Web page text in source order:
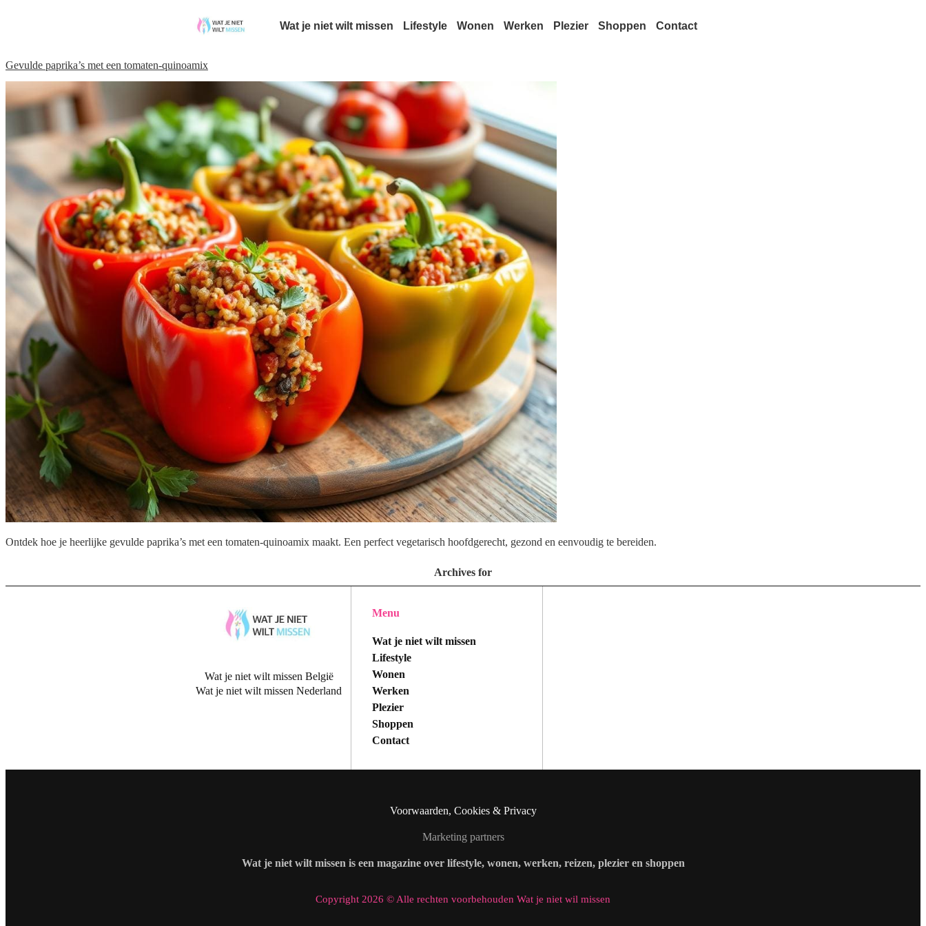
Wat je niet wilt missen Lifestyle Wonen Werken Plezier Shoppen Contact
Gevulde paprika’s met een tomaten-quinoamix
Ontdek hoe je heerlijke gevulde paprika’s met een tomaten-quinoamix maakt. Een perfect vegetarisch hoofdgerecht, gezond en eenvoudig te bereiden.
Archives for
Wat je niet wilt missen België
Wat je niet wilt missen Nederland
Menu
Wat je niet wilt missen
Lifestyle
Wonen
Werken
Plezier
Shoppen
Contact
Voorwaarden, Cookies & Privacy
Marketing partners
Wat je niet wilt missen is een magazine over lifestyle, wonen, werken, reizen, plezier en shoppen
Copyright 2026 © Alle rechten voorbehouden Wat je niet wil missen